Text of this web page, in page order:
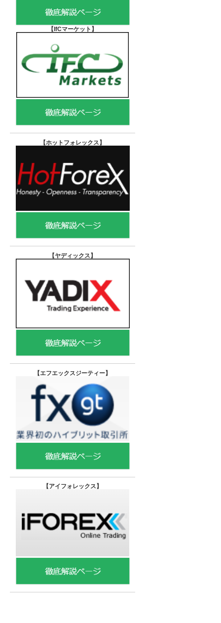
【IfCマーケット 】
【ホットフォレックス 】
【ヤディックス 】
【エフエックスジーティー】
【アイフォレックス】